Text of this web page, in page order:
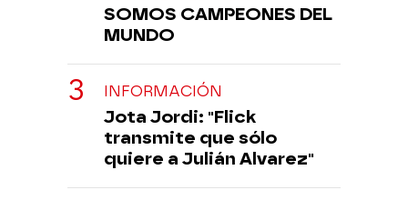
SOMOS CAMPEONES DEL
MUNDO
INFORMACIÓN
Jota Jordi: "Flick
transmite que sólo
quiere a Julián Alvarez"